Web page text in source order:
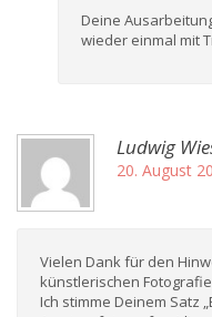
Deine
wieder einmal mit
Ludwig
20. August
Vielen Dank für den
künstlerischen
Ich stimme Deinem Satz